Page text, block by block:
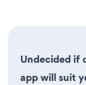
Undecided if
app will suit